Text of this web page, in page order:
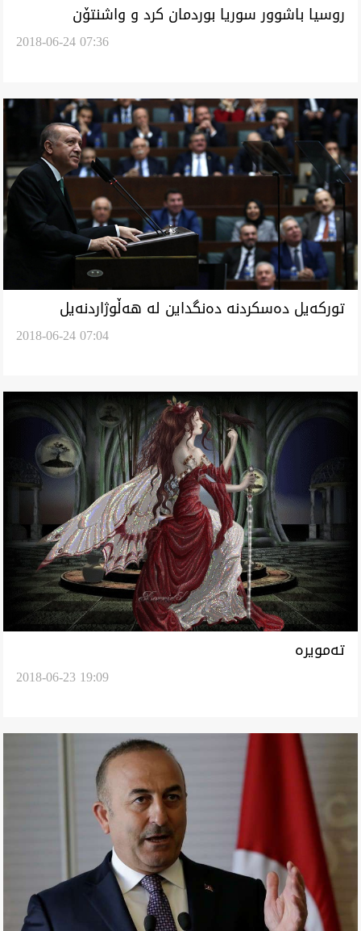
روسيا باشوور سوريا بوردمان كرد و واشنتۆن
2018-06-24 07:36
توركه‌يل ده‌سكردنه‌ ده‌نگداين له‌ هه‌ڵوژاردنه‌يل
2018-06-24 07:04
تەمويرە
2018-06-23 19:09